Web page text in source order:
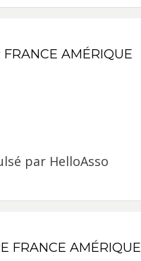
FRANCE AMÉRIQUE
par HelloAsso
FRANCE AMÉRIQUE